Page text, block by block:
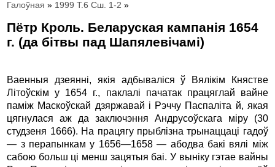
Галоўная » 1999 Т.6 Сш. 1-2 »
Пётр Кроль. Беларуская кампанія 1654
г. (да бітвы пад Шапялевічамі)
Ваенныя дзеянні, якія адбываліся ў Вялікім Княстве
Літоўскім у 1654 г., паклалі пачатак працяглай вайне
паміж Маскоўскай дзяржавай і Рэччу Паспаліта й, якая
цягнулася аж да заключэння Андрусоўскага міру (30
студзеня 1666). На працягу прыблізна трынаццаці гадоў
— з перапынкам у 1656—1658 — абодва бакі вялі між
сабою больш ці менш зацятыя баі. У выніку гэтае вайны